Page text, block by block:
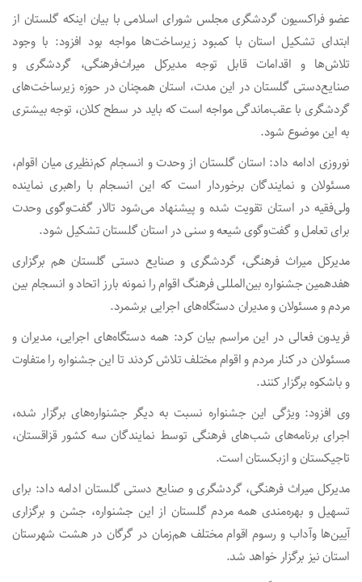
عضو فراکسیون گردشگری مجلس شورای اسلامی با بیان اینکه گلستان از
ابتدای تشکیل استان با کمبود زیرساخت‌ها مواجه بود افزود: با وجود
تلاش‌ها و اقدامات قابل توجه مدیرکل میراث‌فرهنگی، گردشگری و
صنایع‌دستی گلستان در این مدت، استان همچنان در حوزه زیرساخت‌های
گردشگری با عقب‌ماندگی مواجه است که باید در سطح کلان، توجه بیشتری
به این موضوع شود.
نوروزی ادامه داد: استان گلستان از وحدت و انسجام کم‌نظیری میان اقوام،
مسئولان و نمایندگان برخوردار است که این انسجام با راهبری نماینده
ولی‌فقیه در استان تقویت شده و پیشنهاد می‌شود تالار گفت‌وگوی وحدت
برای تعامل و گفت‌وگوی شیعه و سنی در استان گلستان تشکیل شود.
مدیرکل میراث فرهنگی، گردشگری و صنایع دستی گلستان هم برگزاری
هفدهمین جشنواره بین‌المللی فرهنگ اقوام را نمونه بارز اتحاد و انسجام بین
مردم و مسئولان و مدیران دستگاه‌های اجرایی برشمرد.
فریدون فعالی در این مراسم بیان کرد: همه دستگاه‌های اجرایی، مدیران و
مسئولان در کنار مردم و اقوام مختلف تلاش کردند تا این جشنواره را متفاوت
و باشکوه برگزار کنند.
وی افزود: ویژگی این جشنواره نسبت به دیگر جشنواره‌های برگزار شده،
اجرای برنامه‌های شب‌های فرهنگی توسط نمایندگان سه کشور قزاقستان،
تاجیکستان و ازبکستان است.
مدیرکل میراث فرهنگی، گردشگری و صنایع دستی گلستان ادامه داد: برای
تسهیل و بهره‌مندی همه مردم گلستان از این جشنواره، جشن و برگزاری
آیین‌ها وآداب و رسوم اقوام مختلف هم‌زمان در گرگان در هشت شهرستان
استان نیز برگزار خواهد شد.